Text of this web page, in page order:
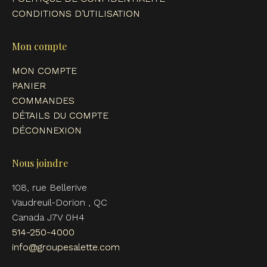
CONDITIONS D’UTILISATION
Mon compte
MON COMPTE
PANIER
COMMANDES
DÉTAILS DU COMPTE
DÉCONNEXION
Nous joindre
108, rue Bellerive
Vaudreuil-Dorion , QC
Canada J7V 0H4
514-250-4000
info@groupesalette.com